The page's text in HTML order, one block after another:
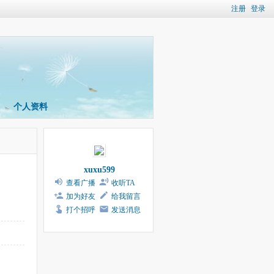
注册 登录
个人资料
xuxu599
查看广播
收听TA
加为好友
给我留言
打个招呼
发送消息